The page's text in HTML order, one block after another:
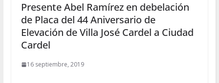
Presente Abel Ramírez en debelación
de Placa del 44 Aniversario de
Elevación de Villa José Cardel a Ciudad
Cardel
16 septiembre, 2019